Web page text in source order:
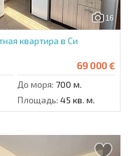
16
квартира в Си
69 000 €
До моря: 700 м.
Площадь: 45 кв. м.